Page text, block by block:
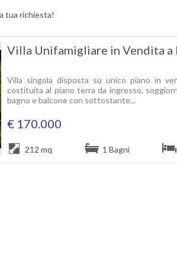
tua richiesta!
Villa Unifamigliare in Vendita a
Villa singola disposta su unico piano in
costituita al piano terra da ingresso,
bagno e balcone con sottostante...
€ 170.000
212 mq 1 Bagni